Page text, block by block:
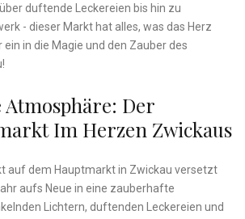
‍duftende Leckereien bis hin ‍zu
-⁢ dieser Markt ‌hat‌ alles, was das Herz
ein in die⁣ Magie und den ​Zauber des
⁤Der
Im Herzen ‌Zwickaus
⁣auf ⁣dem Hauptmarkt in Zwickau versetzt
‍aufs Neue in eine ⁤zauberhafte⁢
Lichtern, duftenden‌ Leckereien⁣ und